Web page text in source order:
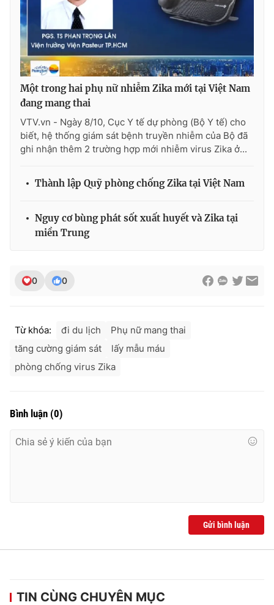
THỜI BÁO VTV
Theo dõi báo trên
Cơ quan chủ quản:Đài Truyền hình Việt Nam
Giấy phép hoạt động báo in và báo điện tử số 483/GP-BTTTT
Tổng Biên tập:Vũ Thanh Thủy
Phó Tổng Biên tập:Nguyễn Thị Mỹ Hạnh, Phạm Quốc Thắng,
Ðiện thoại Thời báo VTV:
Một trong hai phụ nữ nhiễm Zika mới tại Việt Nam
đang mang thai
VTV.vn - Ngày 8/10, Cục Y tế dự phòng (Bộ Y tế) cho
biết, hệ thống giám sát bệnh truyền nhiễm của Bộ đã
ghi nhận thêm 2 trường hợp mới nhiễm virus Zika ở...
Thành lập Quỹ phòng chống Zika tại Việt Nam
Nguy cơ bùng phát sốt xuất huyết và Zika tại
miền Trung
0 0
Từ khóa: đi du lịch
Phụ nữ mang thai
tăng cường giám sát
lấy mẫu máu
phòng chống virus Zika
Bình luận (0)
Gửi bình luận
TIN CÙNG CHUYÊN MỤC